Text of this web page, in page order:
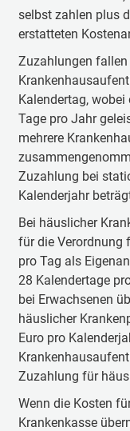
selbst zahlen plus
erstatteten
Zuzahlungen
Kalendertag,
Tage pro Jahr
mehrere
Zuzahlung bei
Kalenderjahr
Bei häuslicher
für die Verordnung
pro Tag als
28 Kalendertage
bei Erwachsenen
häuslicher
Euro pro
Zuzahlung für
Wenn die Kosten
Krankenkasse